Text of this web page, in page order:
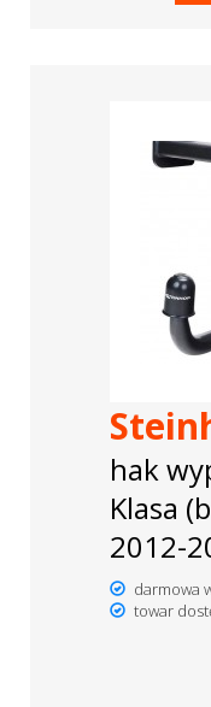
hak
Klasa
2012-
darmowa
towar